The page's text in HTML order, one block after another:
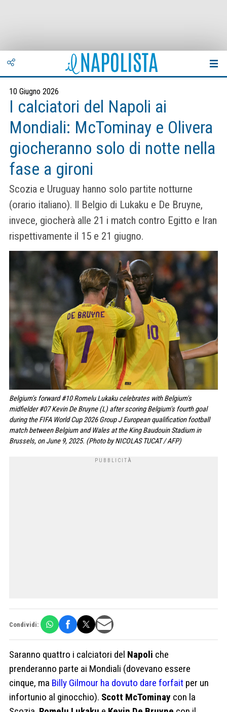
10 Giugno 2026
I calciatori del Napoli ai
Mondiali: McTominay e Olivera
giocheranno solo di notte nella
fase a gironi
Scozia e Uruguay hanno solo partite notturne
(orario italiano). Il Belgio di Lukaku e De Bruyne,
invece, giocherà alle 21 i match contro Egitto e Iran
rispettivamente il 15 e 21 giugno.
Belgium's forward #10 Romelu Lukaku celebrates with Belgium's
midfielder #07 Kevin De Bruyne (L) after scoring Belgium's fourth goal
during the FIFA World Cup 2026 Group J European qualification football
match between Belgium and Wales at the King Baudouin Stadium in
Brussels, on June 9, 2025. (Photo by NICOLAS TUCAT / AFP)
Condividi:
Saranno quattro i calciatori del Napoli che
prenderanno parte ai Mondiali (dovevano essere
cinque, ma Billy Gilmour ha dovuto dare forfait per un
infortunio al ginocchio). Scott McTominay con la